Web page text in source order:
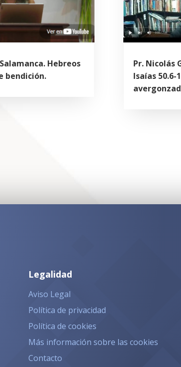
Hebreos
bendición.
Pr. Nicolás
Isaías 50.6-
Legalidad
Aviso Legal
Política de privacidad
Política de cookies
Más información sobre las cookies
Contacto